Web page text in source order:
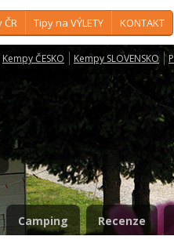
ČR Tipy na VÝLETY KONTAKT
Kempy ČESKO Kempy SLOVENSKO
Camping Recenze